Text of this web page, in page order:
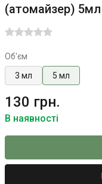
(атомайзер) 5мл
Об'єм
3 мл
5 мл
130 грн.
В наявності